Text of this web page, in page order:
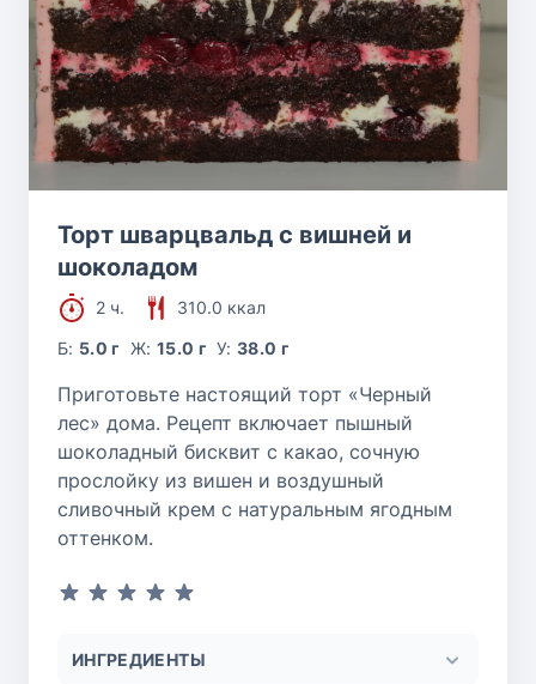
Торт шварцвальд с вишней и
шоколадом
2 ч.
310.0 ккал
Б: 5.0 г Ж: 15.0 г У:38.0 г
Приготовьте настоящий торт «Черный
лес» дома. Рецепт включает пышный
шоколадный бисквит с какао, сочную
прослойку из вишен и воздушный
сливочный крем с натуральным ягодным
оттенком.
ИНГРЕДИЕНТЫ